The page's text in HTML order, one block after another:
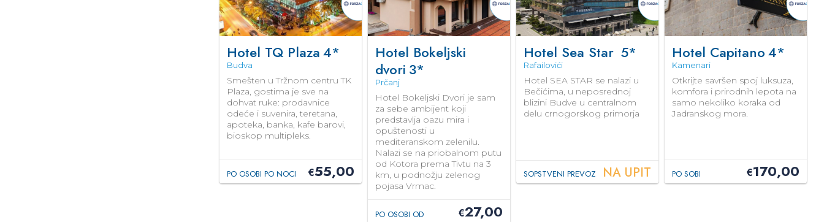
Hotel TQ Plaza4*
Budva
Smešten u Tržnom centru TK
Plaza, gostima je sve na
dohvat ruke: prodavnice
odeće i suvenira, teretana,
apoteka, banka, kafe barovi,
bioskop multipleks.
PO OSOBI PO NOCI €55,00
Hotel Bokeljski
dvori 3*
Prčanj
Hotel Bokeljski Dvori je sam
za sebe ambijent koji
predstavlja oazu mira i
opuštenosti u
mediteranskom zelenilu.
Nalazi se na priobalnom putu
od Kotora prema Tivtu na 3
km, u podnožju zelenog
pojasa Vrmac.
PO OSOBI OD €27,00
Hotel Sea Star 5*
Rafailovići
Hotel SEA STAR se nalazi u
Bečićima, u neposrednoj
blizini Budve u centralnom
delu crnogorskog primorja
SOPSTVENI PREVOZ NA UPIT
Hotel Capitano4*
Kamenari
Otkrijte savršen spoj luksuza,
komfora i prirodnih lepota na
samo nekoliko koraka od
Jadranskog mora.
PO SOBI €170,00